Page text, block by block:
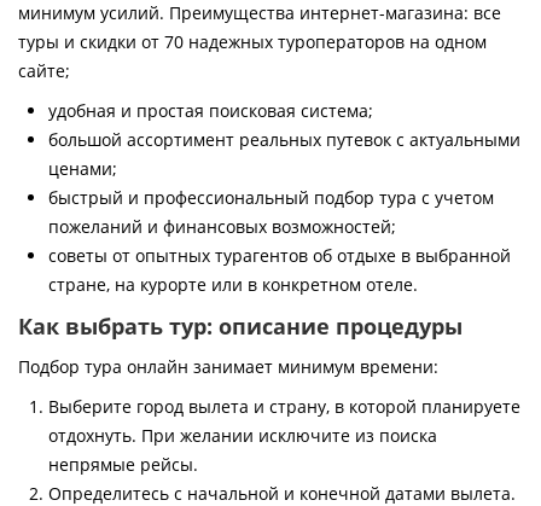
минимум усилий. Преимущества интернет-магазина: все
туры и скидки от 70 надежных туроператоров на одном
сайте;
удобная и простая поисковая система;
большой ассортимент реальных путевок с актуальными
ценами;
быстрый и профессиональный подбор тура с учетом
пожеланий и финансовых возможностей;
советы от опытных турагентов об отдыхе в выбранной
стране, на курорте или в конкретном отеле.
Как выбрать тур: описание процедуры
Подбор тура онлайн занимает минимум времени:
Выберите город вылета и страну, в которой планируете
отдохнуть. При желании исключите из поиска
непрямые рейсы.
Определитесь с начальной и конечной датами вылета.